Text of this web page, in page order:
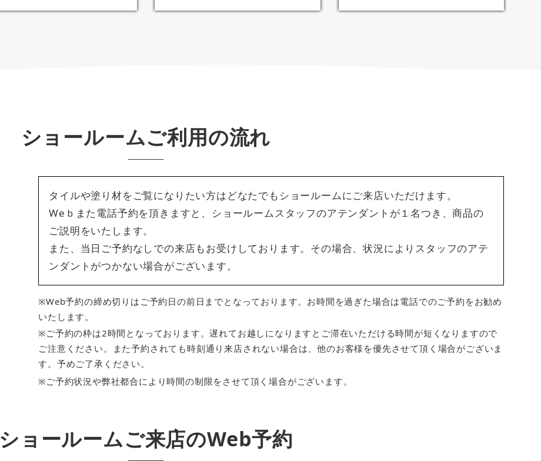
ショールームご利用の流れ
タイルや塗り材をご覧になりたい方はどなたでもショールームにご来店いただけます。
Weｂまた電話予約を頂きますと、ショールームスタッフのアテンダントが１名つき、商品の
ご説明をいたします。
また、当日ご予約なしでの来店もお受けしております。その場合、状況によりスタッフのアテ
ンダントがつかない場合がございます。
※Web予約の締め切りはご予約日の前日までとなっております。お時間を過ぎた場合は電話でのご予約をお勧め
いたします。
※ご予約の枠は2時間となっております。遅れてお越しになりますとご滞在いただける時間が短くなりますので
ご注意ください。また予約されても時刻通り来店されない場合は、他のお客様を優先させて頂く場合がございま
す。予めご了承ください。
※ご予約状況や弊社都合により時間の制限をさせて頂く場合がございます。
ショールームご来店のWeb予約